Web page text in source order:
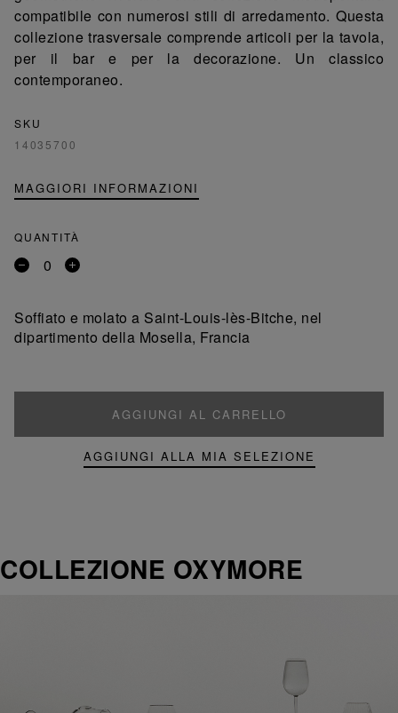
compatibile con numerosi stili di arredamento. Questa
collezione trasversale comprende articoli per la tavola,
per il bar e per la decorazione. Un classico
contemporaneo.
SKU
14035700
MAGGIORI INFORMAZIONI
QUANTITÀ
Rimuovi
Aggiungi
Soffiato e molato a Saint-Louis-lès-Bitche, nel
dipartimento della Mosella, Francia
AGGIUNGI AL CARRELLO
AGGIUNGI ALLA MIA SELEZIONE
COLLEZIONE OXYMORE